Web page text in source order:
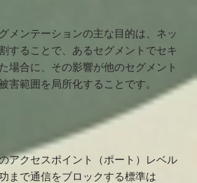
メンテーションの主な目的は、ネッ
することで、あるセグメントでセキ
場合に、その影響が他のセグメント
害範囲を局所化することです。
アクセスポイント（ポート）レベル
まで通信をブロックする標準は